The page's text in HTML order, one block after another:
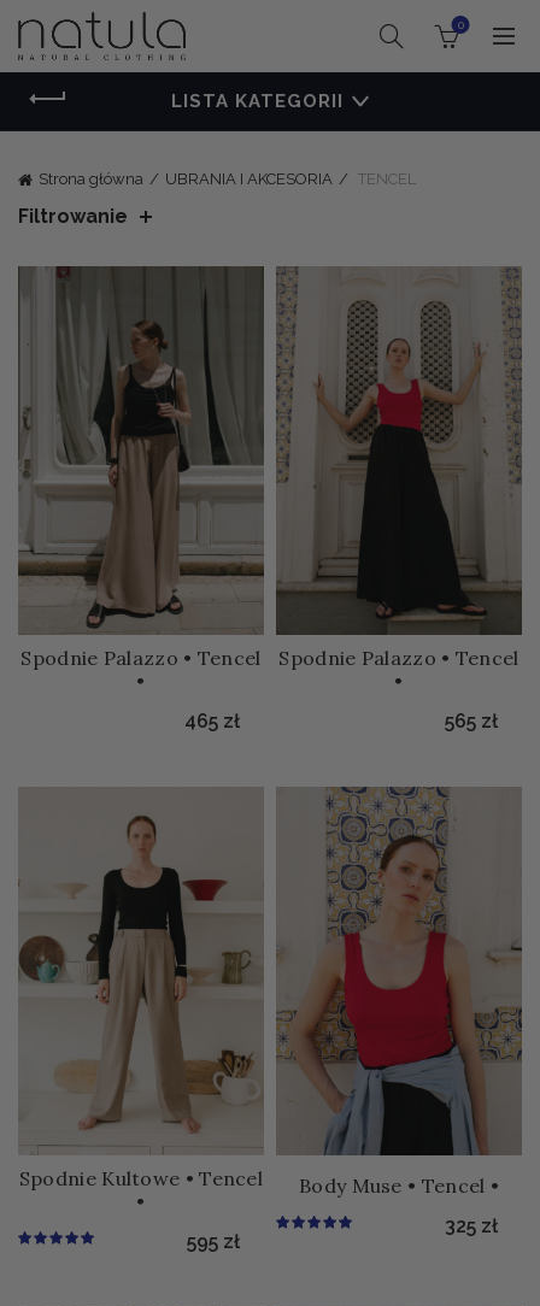
0
LISTA KATEGORII
Strona główna UBRANIA I AKCESORIA TENCEL
Filtrowanie
Spodnie Palazzo • Tencel
•
465 zł
Spodnie Palazzo • Tencel
•
565 zł
Spodnie Kultowe • Tencel
•
595 zł
Body Muse • Tencel •
325 zł